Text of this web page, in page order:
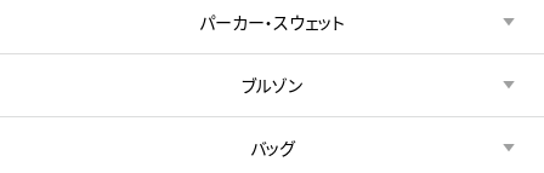
パーカー・スウェット
ブルゾン
バッグ